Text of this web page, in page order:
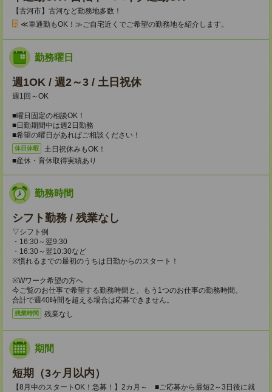
【古河市】古河など勤務地多数！
≪車通勤もOK！≫ご自宅近くでご希望の勤務地を紹介します。
勤務曜日
週1OK / 週2～3 / 土日祝休
週1回～OK
■曜日固定の相談OK！
■日勤期間中は週2日勤務
■希望の曜日があればご相談ください！
休日休暇
土日祝休みもOK！
■産休・育休取得実績あり
勤務時間
シフト勤務 / 残業なし
▽シフト例
・16:30～翌9:30
・16:30～翌10:30など
※慣れるまでの最初のうちは日勤からのスタート！
※Wワーク希望の方へ
今ご覧のお仕事で希望する勤務時間と、もう1つのお仕事の勤務時間。
合計で週40時間を超える場合は応募できません。
残業時間 残業なし
期間
短期（3ヶ月以内）
【8月中のスタートOK！急募！】2カ月～ ■ご応募から最短2～3日後に就